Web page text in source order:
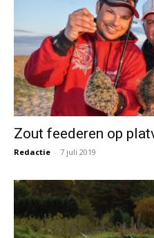
Zout feederen op
Redactie - 7 juli 2019